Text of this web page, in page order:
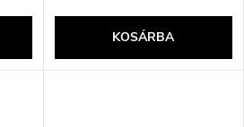
KOSÁRBA